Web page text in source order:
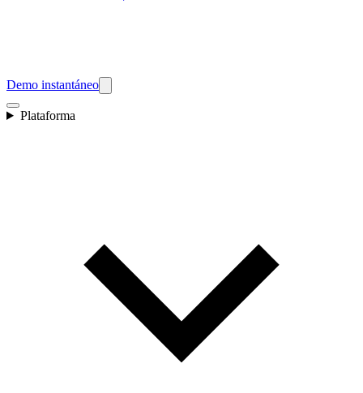
Demo instantáneo
Plataforma